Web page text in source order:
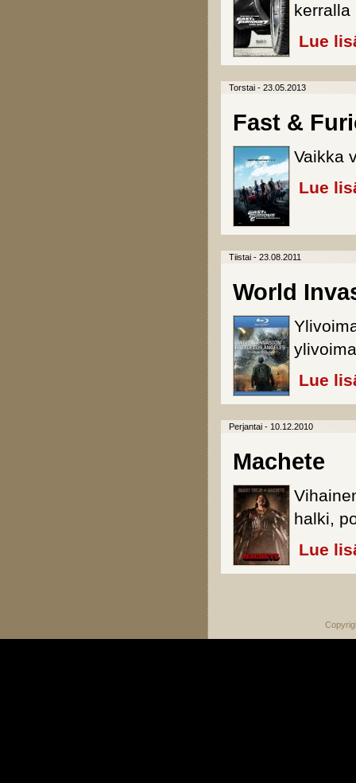
kerralla
Lue
Torstai - 23.05.2013
Fast &
Vaikka
Lue
Tiistai - 23.08.2011
World
Lue
Perjantai - 10.12.2010
Machete
halki,
Lue